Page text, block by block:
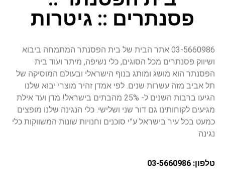
פסנתרים :: גיטרות
03-5660986 אתר הבית של בית הפסנתר המתמחה ביבוא
ושיווק פסנתרים מכל הסוגים, כלי נשיפה, מיתר ועוד בית
הפסנתר הוא מושג ומותג בנוף הישראלי ובעולם המוסיקה של
תל אביב מזה עשרות שנים. לפי אמדן זהיר מוצרי יבוא שלנו
הגיעו ברבות השנים ל- 25% מהבתים בישראל! מדן ועד אילת
מגיעים לקוחותינו גם דור שני ושלישי. כלי הנגינה שלנו מופצים
כמעט בכל עיר בישראל ע”י סוכנים וחנויות שונות המשווקות כלי
נגינה
טלפון: 03-5660986